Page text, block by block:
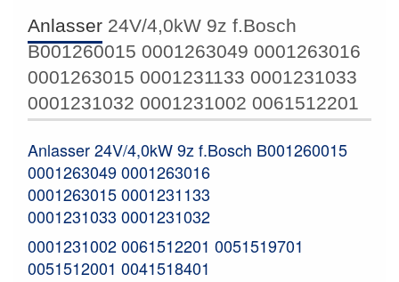
Anlasser 24V/4,0kW 9z f.Bosch
B001260015 0001263049 0001263016
0001263015 0001231133 0001231033
0001231032 0001231002 0061512201
Anlasser 24V/4,0kW 9z f.Bosch B001260015
0001263049 0001263016
0001263015 0001231133
0001231033 0001231032
0001231002 0061512201 0051519701
0051512001 0041518401